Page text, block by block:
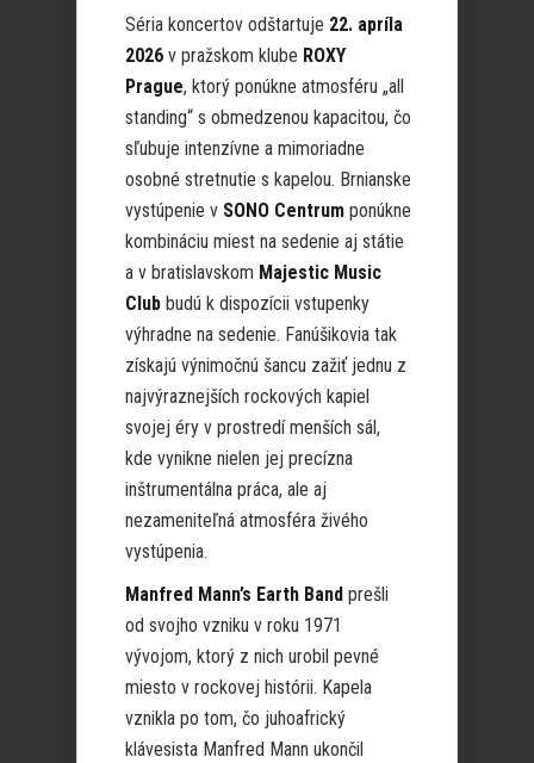
Séria koncertov odštartuje 22. apríla
2026 v pražskom klube ROXY
Prague, ktorý ponúkne atmosféru „all
standing“ s obmedzenou kapacitou, čo
sľubuje intenzívne a mimoriadne
osobné stretnutie s kapelou. Brnianske
vystúpenie v SONO Centrum ponúkne
kombináciu miest na sedenie aj státie
a v bratislavskom Majestic Music
Club budú k dispozícii vstupenky
výhradne na sedenie. Fanúšikovia tak
získajú výnimočnú šancu zažiť jednu z
najvýraznejších rockových kapiel
svojej éry v prostredí menších sál,
kde vynikne nielen jej precízna
inštrumentálna práca, ale aj
nezameniteľná atmosféra živého
vystúpenia.
Manfred Mann’s Earth Band prešli
od svojho vzniku v roku 1971
vývojom, ktorý z nich urobil pevné
miesto v rockovej histórii. Kapela
vznikla po tom, čo juhoafrický
klávesista Manfred Mann ukončil